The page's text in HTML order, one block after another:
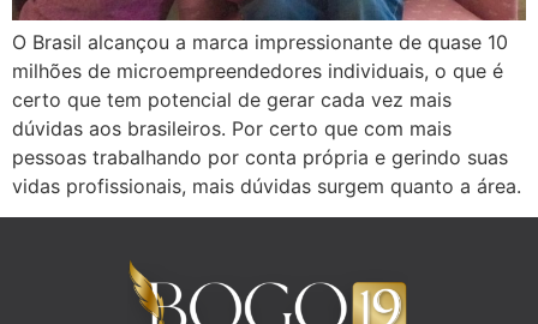
O Brasil alcançou a marca impressionante de quase 10
milhões de microempreendedores individuais, o que é
certo que tem potencial de gerar cada vez mais
dúvidas aos brasileiros. Por certo que com mais
pessoas trabalhando por conta própria e gerindo suas
vidas profissionais, mais dúvidas surgem quanto a área.